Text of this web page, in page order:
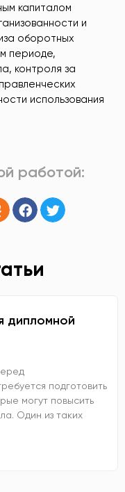
капиталом
и
оборотных
периоде,
контроля за
использования
работой:
дипломной
подготовить
могут повысить
Один из таких